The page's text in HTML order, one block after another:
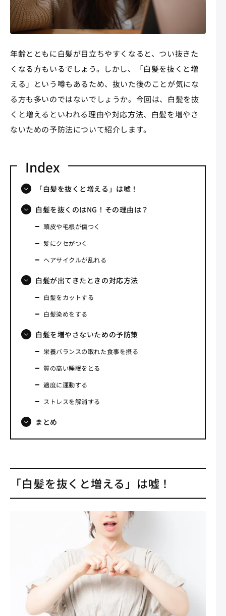
年齢とともに白髪が目立ちやすくなると、つい抜きた
くなる方もいるでしょう。しかし、「白髪を抜くと増
える」という噂もあるため、抜いた後のことが気にな
る方も多いのではないでしょうか。今回は、白髪を抜
くと増えるといわれる理由や対応方法、白髪を増やさ
ないための予防法について紹介します。
「白髪を抜くと増える」は嘘！
白髪を抜くのはNG！その理由は？
頭皮や毛根が傷つく
髪にクセがつく
ヘアサイクルが乱れる
白髪が出てきたときの対応方法
白髪をカットする
白髪染めをする
白髪を増やさないための予防策
栄養バランスの取れた食事を摂る
質の高い睡眠をとる
適度に運動する
ストレスを解消する
まとめ
「白髪を抜くと増える」は嘘！